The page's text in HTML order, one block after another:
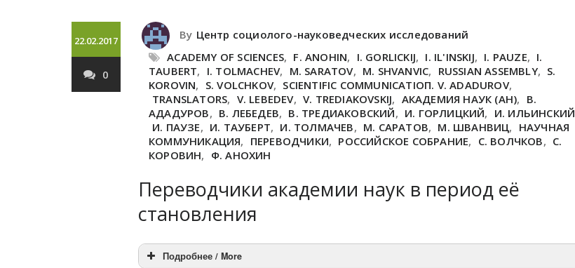
22.02.2017
0
By Центр социолого-науковедческих исследований
ACADEMY OF SCIENCES, F. ANOHIN, I. GORLICKIJ, I. IL'INSKIJ, I. PAUZE, I.
TAUBERT, I. TOLMACHEV, M. SARATOV, M. SHVANVIC, RUSSIAN ASSEMBLY, S.
KOROVIN, S. VOLCHKOV, SCIENTIFIC COMMUNICATIOП. V. ADADUROV,
TRANSLATORS, V. LEBEDEV, V. TREDIAKOVSKIJ, АКАДЕМИЯ НАУК (АН), В.
АДАДУРОВ, В. ЛЕБЕДЕВ, В. ТРЕДИАКОВСКИЙ, И. ГОРЛИЦКИЙ, И. ИЛЬИНСКИЙ
И. ПАУЗЕ, И. ТАУБЕРТ, И. ТОЛМАЧЕВ, М. САРАТОВ, М. ШВАНВИЦ, НАУЧНАЯ
КОММУНИКАЦИЯ, ПЕРЕВОДЧИКИ, РОССИЙСКОЕ СОБРАНИЕ, С. ВОЛЧКОВ, С.
КОРОВИН, Ф. АНОХИН
Переводчики академии наук в период её
становления
Подробнее / More